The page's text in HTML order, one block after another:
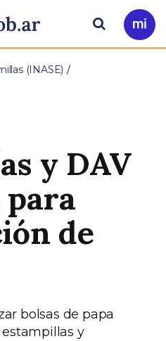
Ir
a
Buscar
(INASE)
y DAV
de
bolsas de papa
y